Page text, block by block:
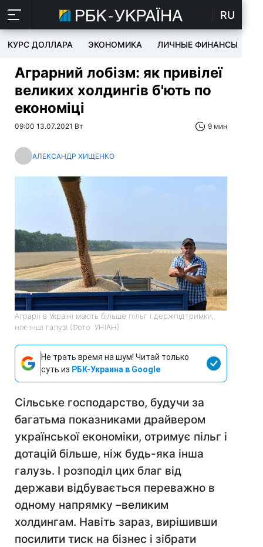
RU
КУРС ДОЛЛАРА ЭКОНОМИКА ЛИЧНЫЕ ФИНАНСЫ
Аграрний лобізм: як привілеї
великих холдингів б'ють по
економіці
09:00 13.07.2021 Вт 9 мин
АЛЕКСАНДР ХИЩЕНКО
Аграрії в Україні мають більше пільг і держпідтримки,
ніж інші галузі (Фото: УНІАН)
Не трать время на шум! Читай только
суть из РБК-Украина в Google
Сільське господарство, будучи за
багатьма показниками драйвером
української економіки, отримує пільг і
дотацій більше, ніж будь-яка інша
галузь. І розподіл цих благ від
держави відбувається переважно в
одному напрямку –великим
холдингам. Навіть зараз, вирішивши
посилити тиск на бізнес і зібрати